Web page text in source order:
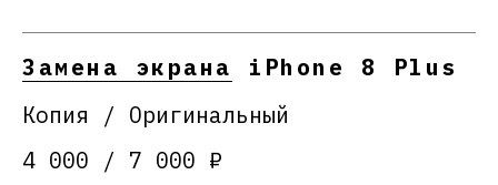
Замена экрана iPhone 8 Plus
Копия / Оригинальный
4 000 / 7 000 ₽